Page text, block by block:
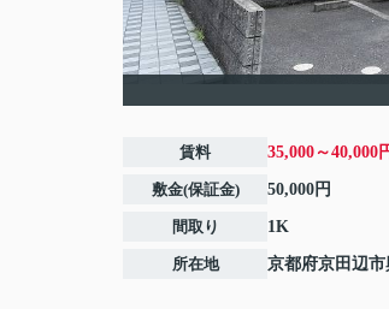
賃料 35,000～40,000
敷金(保証金) 50,000円
間取り 1K
所在地 京都府京田辺市